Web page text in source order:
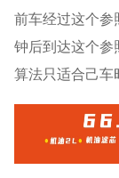
前车经过这个参
钟后到达这个参
算法只适合己车